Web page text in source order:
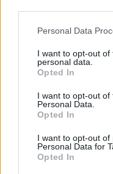
Personal Data
I want to opt-out
personal data.
Opted In
I want to opt-out of
Personal Data.
Opted In
I want to opt-out of
Personal Data for
Opted In
«Ευχαριστώ θερμά
Δήμαρχο προσωπικά
στήριξη σε αυτή
είναι να
τις νεότερες γενιές
έγκαιρης διάγνωσης
ανθρώπων με άνοια
αυτή τη
πρότυπο στην